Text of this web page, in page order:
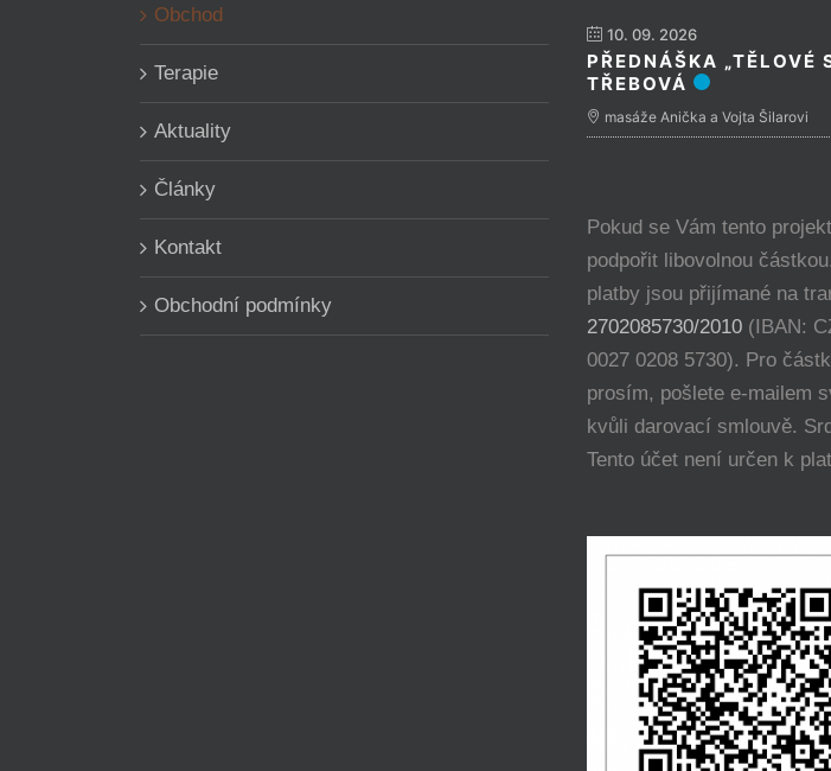
Obchod
Terapie
Aktuality
Články
Kontakt
Obchodní podmínky
10. 09. 2026
PŘEDNÁŠKA „TĚLOVÉ
TŘEBOVÁ
masáže Anička a Vojta Šilarovi
Pokud se Vám tento
podpořit libovolnou
platby jsou přijímané na
2702085730/2010(IBAN:
0027 0208 5730). Pro
prosím, pošlete e-mailem
kvůli darovací smlouvě.
Tento účet není určen k